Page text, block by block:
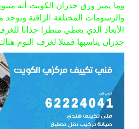
وما يميز ورق جدران الكويت أنه
والرسومات المختلفة الراقية ويوجد
الأبعاد الذي يعطي منظرا جذابا
جدران يناسبها فمثلا لغرف النوم